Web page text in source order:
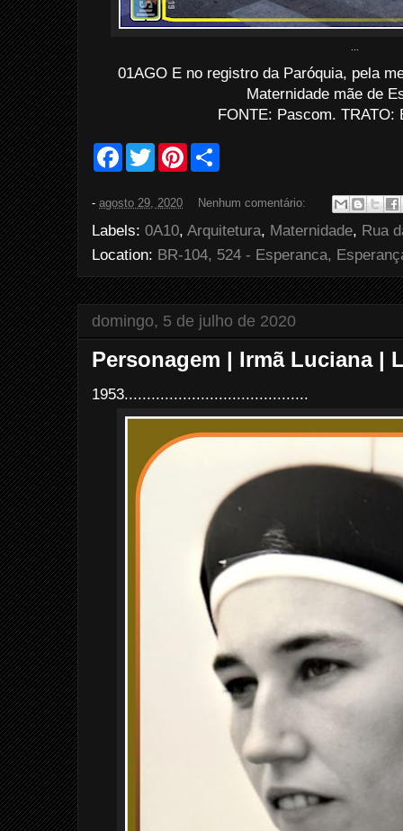
01AGO E no registro da Paróquia, pela
Maternidade mãe de
FONTE: Pascom. TRATO:
F
b
o
o
k
T
w
t
e
r
P
e
s
e
- agosto 29, 2020 Nenhum comentário:
Labels: 0A10, Arquitetura, Maternidade, Rua
Location: BR-104, 524 - Esperanca,
domingo, 5 de julho de 2020
Personagem | Irmã Luciana |
1953.........................................